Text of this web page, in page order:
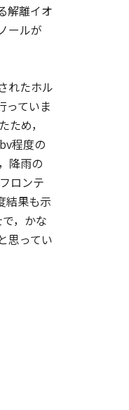
解離イオ
ールが
れたホル
っていま
め，
程度の
降雨の
ロンテ
結果も示
，かな
思ってい